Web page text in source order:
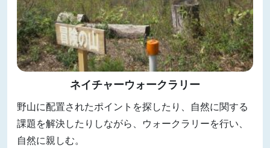
ネイチャーウォークラリー
野山に配置されたポイントを探したり、自然に関する
課題を解決したりしながら、ウォークラリーを行い、
自然に親しむ。